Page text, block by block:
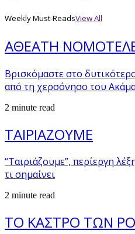
Weekly Must-ReadsView All
ΑΘΕΑΤΗ
Βρισκόμαστε στο
από τη χερσόνησο του
2 minute read
ΤΑΙΡΙΑΖΟΥΜΕ
“Ταιριάζουμε”, περίεργη
τι σημαίνει
2 minute read
ΤΟ ΚΑΣΤΡΟ ΤΩΝ